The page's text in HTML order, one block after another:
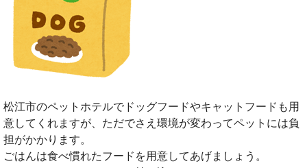
松江市のペットホテルでドッグフードやキャットフードも用
意してくれますが、ただでさえ環境が変わってペットには負
担がかかります。
ごはんは食べ慣れたフードを用意してあげましょう。